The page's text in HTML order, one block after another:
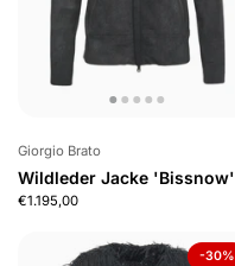
Giorgio Brato
Wildleder Jacke 'Bissnow'
€1.195,00
-30%